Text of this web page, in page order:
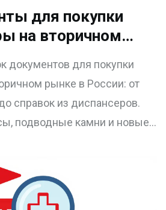
для покупки
на вторичном
документов для покупки
рынке в России: от
справок из диспансеров.
подводные камни и новые